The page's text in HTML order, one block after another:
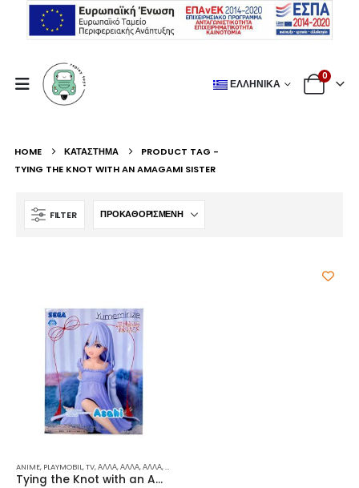
ΕΛΛΗΝΙΚΆ
0
HOME ΚΑΤΆΣΤΗΜΑ
PRODUCT TAG -
TYING THE KNOT WITH AN AMAGAMI SISTER
FILTER
ANIME, PLAYMOBIL,TV,ΆΛΛΑ,ΆΛΛΑ,ΆΛΛΑ,ΑΞΕΣΟΥΆΡ
Tying the Knot with an Amagami Sister – Φιγούρα Yumemirize 10εκ